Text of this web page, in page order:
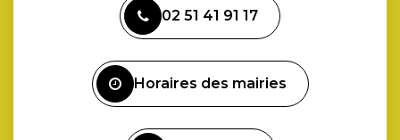
le
compte
02 51 41 91 17
Horaires des mairies